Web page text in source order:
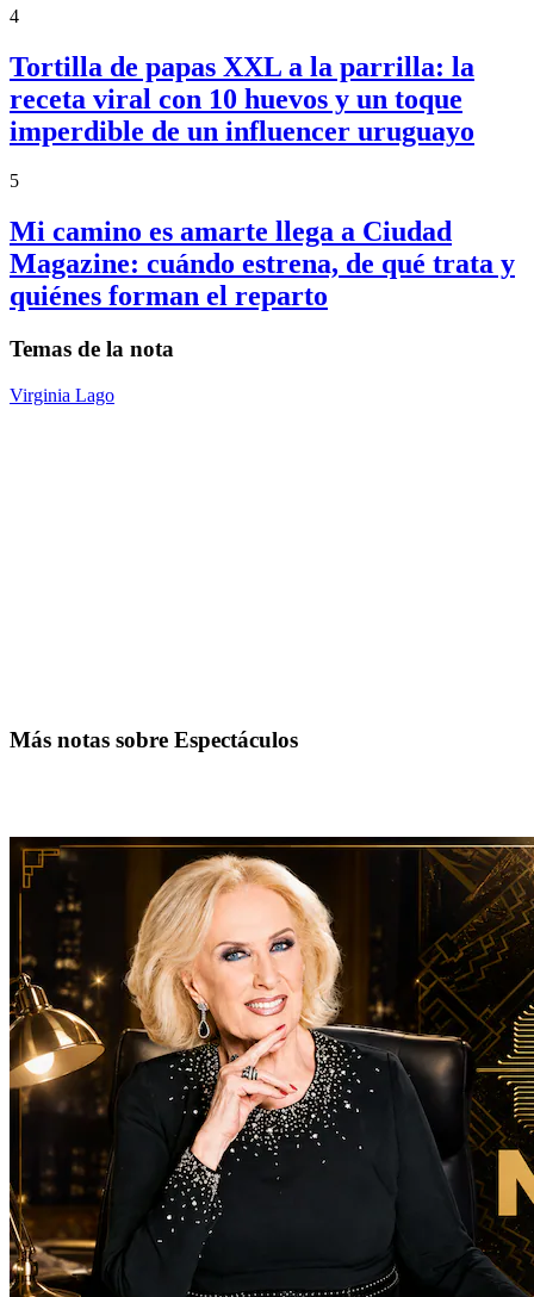
4
Tortilla de papas XXL a la parrilla: la
receta viral con 10 huevos y un toque
imperdible de un influencer uruguayo
5
Mi camino es amarte llega a Ciudad
Magazine: cuándo estrena, de qué trata y
quiénes forman el reparto
Temas de la nota
Virginia Lago
Más notas sobre Espectáculos